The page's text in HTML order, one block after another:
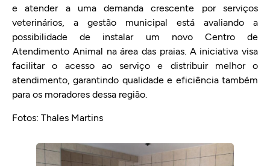
e atender a uma demanda crescente por serviços
veterinários, a gestão municipal está avaliando a
possibilidade de instalar um novo Centro de
Atendimento Animal na área das praias. A iniciativa visa
facilitar o acesso ao serviço e distribuir melhor o
atendimento, garantindo qualidade e eficiência também
para os moradores dessa região.
Fotos: Thales Martins